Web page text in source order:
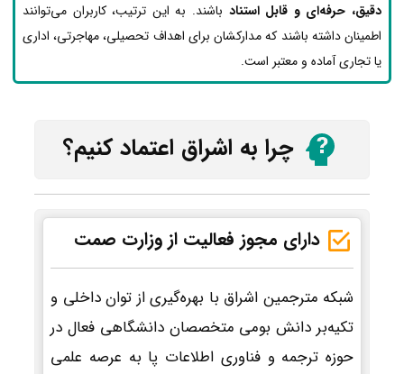
دقیق، حرفه‌ای و قابل استناد باشند. به این ترتیب، کاربران می‌توانند
اطمینان داشته باشند که مدارکشان برای اهداف تحصیلی، مهاجرتی، اداری
یا تجاری آماده و معتبر است.
چرا به اشراق اعتماد کنیم؟
دارای مجوز فعالیت از وزارت صمت
شبکه مترجمین اشراق با بهره‌گیری از توان داخلی و
تکیه‌بر دانش بومی متخصصان دانشگاهی فعال در
حوزه ترجمه و فناوری اطلاعات پا به عرصه علمی